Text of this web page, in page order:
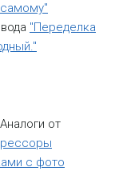
"Переделка
от
с фото